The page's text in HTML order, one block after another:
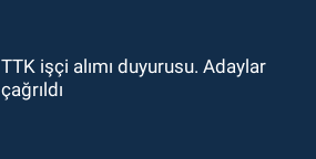
TTK işçi alımı duyurusu. Adaylar
çağrıldı